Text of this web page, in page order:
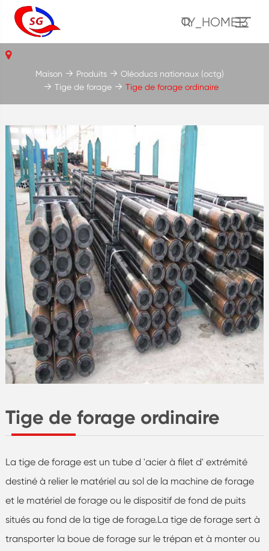
TY_HOME13
Tige de forage ordinaire
La tige de forage est un tube d 'acier à filet d' extrémité
destiné à relier le matériel au sol de la machine de forage
et le matériel de forage ou le dispositif de fond de puits
situés au fond de la tige de forage.La tige de forage sert à
transporter la boue de forage sur le trépan et à monter ou
Maison Produits
Oléoducs nationaux (octg)
Tige de forage
Tige de forage ordinaire